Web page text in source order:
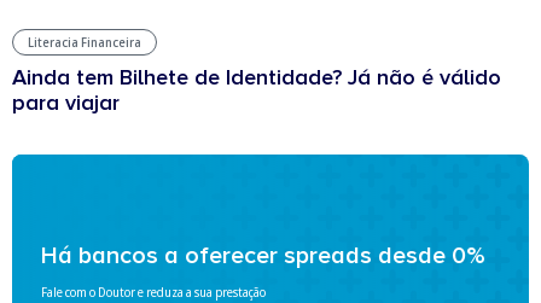
Literacia Financeira
Ainda tem Bilhete de Identidade? Já não é válido
para viajar
Há bancos a oferecer spreads desde 0%
Fale com o Doutor e reduza a sua prestação